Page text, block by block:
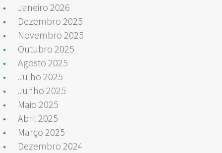
Janeiro 2026
Dezembro 2025
Novembro 2025
Outubro 2025
Agosto 2025
Julho 2025
Junho 2025
Maio 2025
Abril 2025
Março 2025
Dezembro 2024